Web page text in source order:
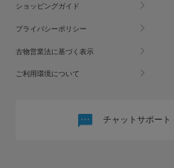
ショッピングガイド
プライバシーポリシー
古物営業法に基づく表示
ご利用環境について
チャットサポート